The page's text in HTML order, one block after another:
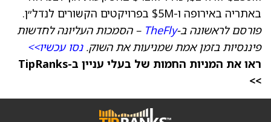
באתריה באירופה ו-$5M בפרויקטים הקשורים לנדל״ן.
פורסם לראשונה ב-TheFly – הסמכות העליונה לחדשות
פיננסיות בזמן אמת שמניעות את השוק.נסו עכשיו>>
ראו את המניות החמות של בעלי עניין ב-TipRanks
>>